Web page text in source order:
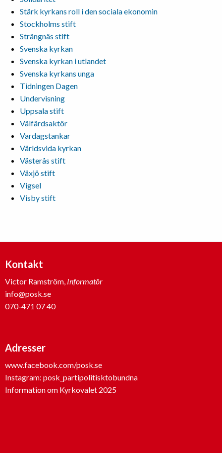
Stärk kyrkans roll i den sociala ekonomin
Stockholms stift
Strängnäs stift
Svenska kyrkan
Svenska kyrkan i utlandet
Svenska kyrkans unga
Tidningen Dagen
Undervisning
Uppsala stift
Välfärdsaktör
Vardagstankar
Världsvida kyrkan
Västerås stift
Växjö stift
Vigsel
Visby stift
Kontakt
Victor Ramström, Informatör
info@posk.se
070-471 07 40
Adresser
www.facebook.com/posk.se
Instagram: posk_partipolitisktobundna
Information om Kyrkovalet 2025